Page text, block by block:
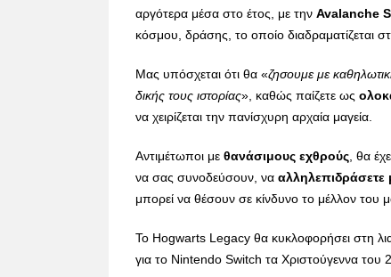
αργότερα μέσα στο έτος, με την Avalanche
κόσμου, δράσης, το οποίο διαδραματίζεται
Μας υπόσχεται ότι θα «ζησουμε με
δικής τους ιστορίας», καθώς παίζετε ως
να χειρίζεται την πανίσχυρη αρχαία μαγεία.
Αντιμέτωποι με θανάσιμους εχθρούς , θα
να σας συνοδεύσουν, να αλληλεπιδράσετε
μπορεί να θέσουν σε κίνδυνο το μέλλον του
Το Hogwarts Legacy θα κυκλοφορήσει στη
για το Nintendo Switch τα Χριστούγεννα του